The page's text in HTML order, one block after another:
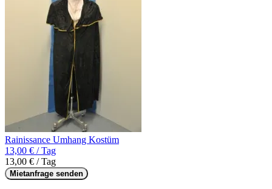
Rainissance Umhang Kostüm
13,00 € / Tag
13,00 € / Tag
Mietanfrage senden